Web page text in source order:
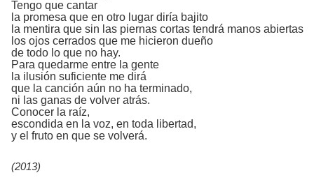
Tengo que cantar
la promesa que en otro lugar diría bajito
la mentira que sin las piernas cortas tendrá manos abiertas
los ojos cerrados que me hicieron dueño
de todo lo que no hay.
Para quedarme entre la gente
la ilusión suficiente me dirá
que la canción aún no ha terminado,
ni las ganas de volver atrás.
Conocer la raíz,
escondida en la voz, en toda libertad,
y el fruto en que se volverá.
(2013)